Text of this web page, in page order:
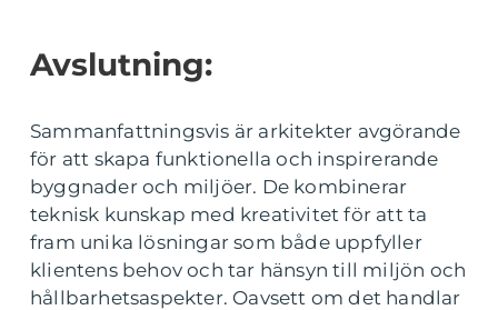
Avslutning:
Sammanfattningsvis är arkitekter avgörande
för att skapa funktionella och inspirerande
byggnader och miljöer. De kombinerar
teknisk kunskap med kreativitet för att ta
fram unika lösningar som både uppfyller
klientens behov och tar hänsyn till miljön och
hållbarhetsaspekter. Oavsett om det handlar